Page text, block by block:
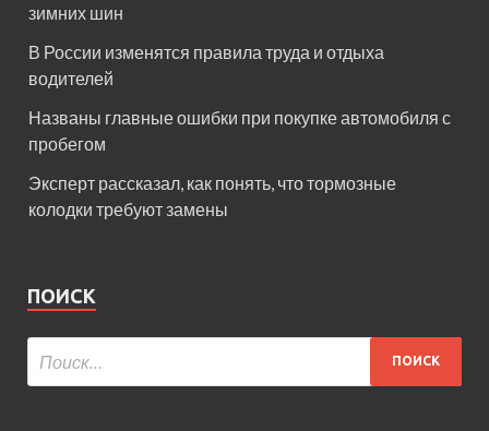
зимних шин
В России изменятся правила труда и отдыха
водителей
Названы главные ошибки при покупке автомобиля с
пробегом
Эксперт рассказал, как понять, что тормозные
колодки требуют замены
ПОИСК